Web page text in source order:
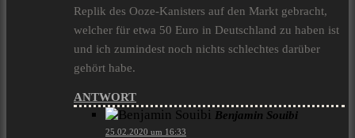
Replik des Ooze-Kanisters auf den Markt gebracht,
welcher für etwa 50 Euro in Deutschland zu haben ist
und ich zumindest noch nichts schlechtes darüber
gehört habe.
ANTWORT
Benjamin Souibi
25.02.2020 um 16:33